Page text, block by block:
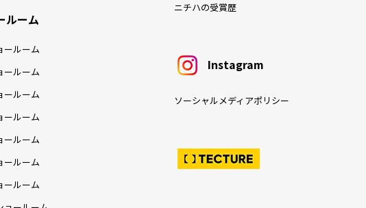
ルーム
ールーム
ールーム
ールーム
ールーム
ールーム
ールーム
ールーム
ニチハの受賞歴
Instagram
ソーシャルメディアポリシー